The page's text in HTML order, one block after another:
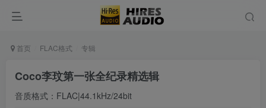
首页 FLAC格式 专辑
Coco李玟第一张全纪录精选辑
音质格式：FLAC|44.1kHz/24bit